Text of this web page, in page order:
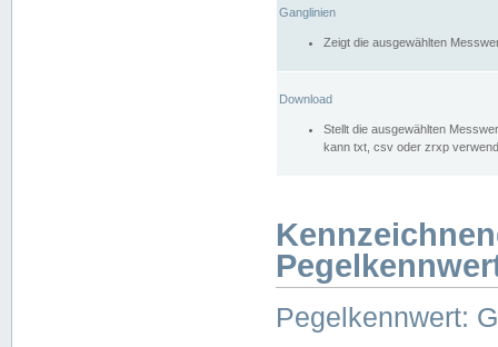
Ganglinien
Zeigt die ausgewählten
Download
Stellt die ausgewählten
kann txt, csv oder zrxp
Pegelkennwert: